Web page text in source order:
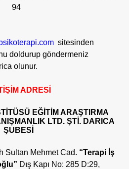
94
sitesinden
doldurup göndermeniz
rica olunur.
ADRESİ
EĞİTİM ARAŞTIRMA
LTD. ŞTİ. DARICA
ŞUBESİ
Sultan Mehmet Cad. “Terapi İş
Dış Kapı No: 285 D:29,